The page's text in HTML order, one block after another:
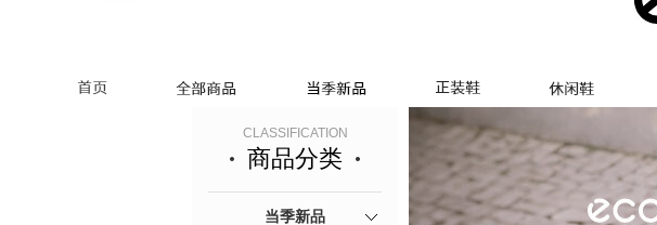
CLASSIFICATION
商品分类
当季新品